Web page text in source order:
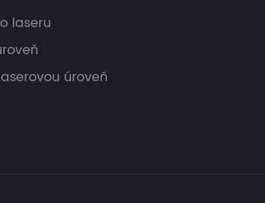
laseru
úroveň